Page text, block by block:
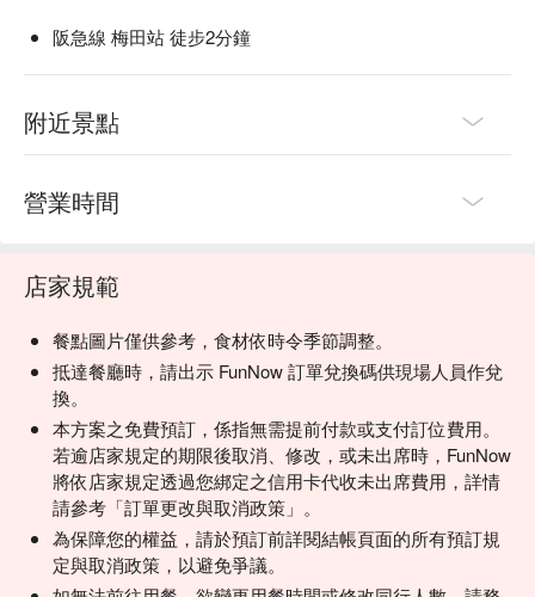
阪急線 梅田站 徒步2分鐘
附近景點
營業時間
店家規範
餐點圖片僅供參考，食材依時令季節調整。
抵達餐廳時，請出示 FunNow 訂單兌換碼供現場人員作兌
換。
本方案之免費預訂，係指無需提前付款或支付訂位費用。
若逾店家規定的期限後取消、修改，或未出席時，FunNow
將依店家規定透過您綁定之信用卡代收未出席費用，詳情
請參考「訂單更改與取消政策」。
為保障您的權益，請於預訂前詳閱結帳頁面的所有預訂規
定與取消政策，以避免爭議。